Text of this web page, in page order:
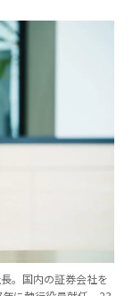
。国内の証券会社を